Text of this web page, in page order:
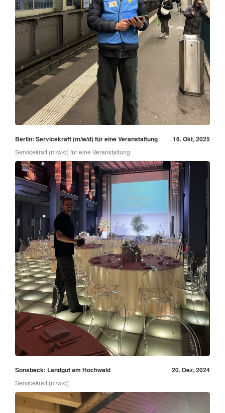
Berlin: Servicekraft (m/w/d) für eine Veranstaltung 16. Okt, 2025
Servicekraft (m/w/d) für eine Veranstaltung
Sonsbeck: Landgut am Hochwald 20. Dez, 2024
Servicekraft (m/w/d)